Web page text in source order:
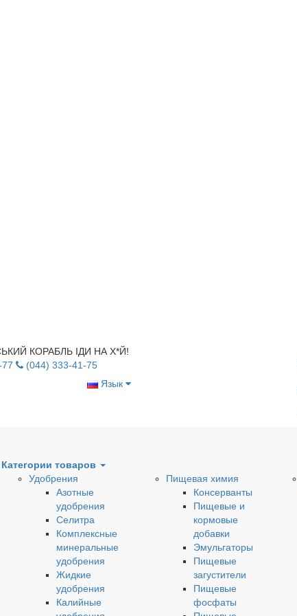
КОРАБЛЬ ІДИ НА Х*Й!
(044) 333-41-75
Язык
Категории товаров
Удобрения
Азотные
удобрения
Селитра
Комплексные
минеральные
удобрения
Жидкие
удобрения
Калийные
Пищевая химия
Консерванты
Пищевые и
кормовые
добавки
Эмульгаторы
Пищевые
загустители
Пищевые
фосфаты